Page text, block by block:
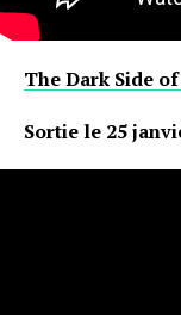
The Dark Side
Sortie le 25